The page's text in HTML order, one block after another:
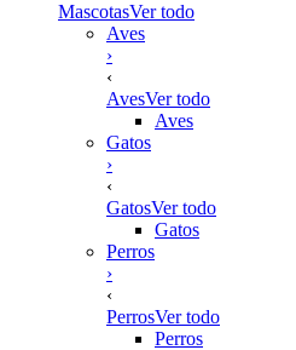
MascotasVer todo
Aves
›
‹
AvesVer todo
Aves
Gatos
›
‹
GatosVer todo
Gatos
Perros
›
‹
PerrosVer todo
Perros